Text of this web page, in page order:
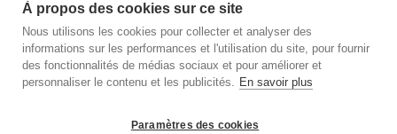
La SAS AM Equity est une Société par Actions
Simplifiée au capital de 56 123 euros,
138 011 et dont le siège social est situé au 12
À propos des cookies sur ce site
Nous utilisons les cookies pour collecter et analyser des
informations sur les performances et l'utilisation du site, pour fournir
des fonctionnalités de médias sociaux et pour améliorer et
personnaliser le contenu et les publicités. En savoir plus
Paramètres des cookies